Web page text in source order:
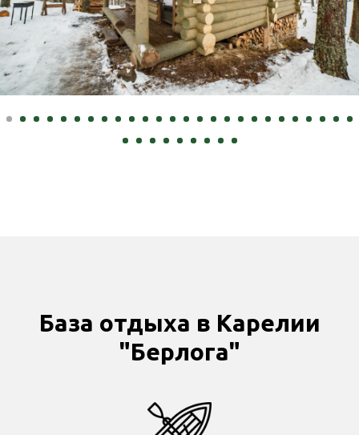
База отдыха в Карелии
"Берлога"